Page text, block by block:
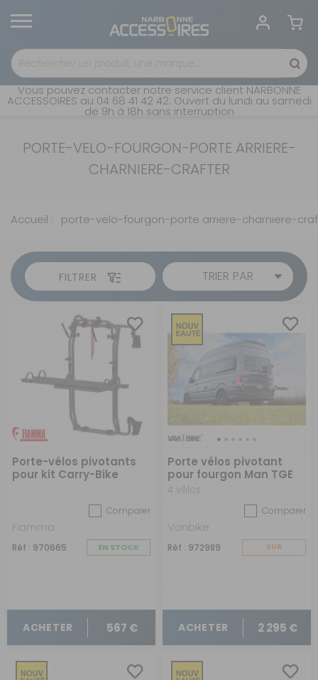
Vous pouvez contacter notre service client NARBONNE
ACCESSOIRES au 04 68 41 42 42. Ouvert du lundi au samedi
de 9h à 18h sans interruption
PORTE-VELO-FOURGON-PORTE ARRIERE-
CHARNIERE-CRAFTER
Accueil porte-velo-fourgon-porte arriere-charniere-
FILTRER TRIER PAR
Porte-vélos pivotants
pour kit Carry-Bike
Comparer
Fiamma
Réf : 970665 EN STOCK
ACHETER 567 €
Porte vélos pivotant
pour fourgon Man TGE
4 vélos
Comparer
Vanbike
Réf : 972989
SUR
ACHETER 2 295 €